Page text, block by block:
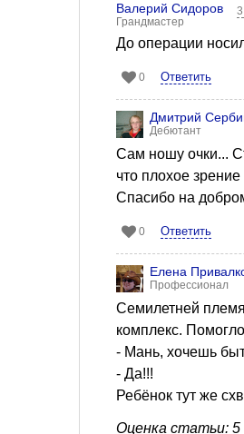
Валерий Сидоров
Грандмастер
До операции
0 Ответить
Дмитрий
Дебютант
Сам ношу очки...
что плохое
Спасибо на
0 Ответить
Елена
Профессионал
Семилетней
комплекс.
- Мань, хочешь
- Да!!!
Ребёнок тут же
Оценка статьи: 5